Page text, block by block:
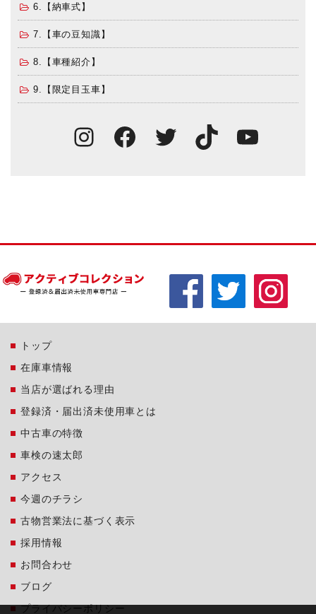
6.【納車式】
7.【車の豆知識】
8.【車種紹介】
9.【限定目玉車】
Instagram
Facebook
TwitterTikTok
トップ
在庫車情報
当店が選ばれる理由
登録済・届出済未使用車とは
中古車の特徴
車検の速太郎
アクセス
今週のチラシ
古物営業法に基づく表示
採用情報
お問合わせ
ブログ
プライバシーポリシー